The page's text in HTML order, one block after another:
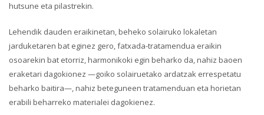
hutsune eta pilastrekin.
Lehendik dauden eraikinetan, beheko solairuko lokaletan
jarduketaren bat eginez gero, fatxada-tratamendua eraikin
osoarekin bat etorriz, harmonikoki egin beharko da, nahiz baoen
eraketari dagokionez —goiko solairuetako ardatzak errespetatu
beharko baitira—, nahiz beteguneen tratamenduan eta horietan
erabili beharreko materialei dagokienez.